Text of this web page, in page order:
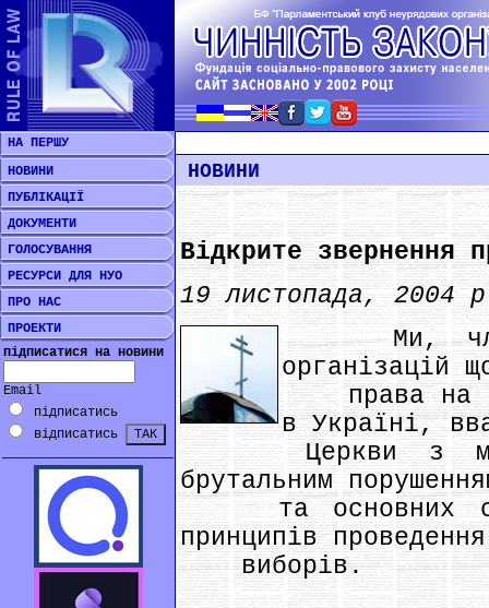
НА ПЕРШУ
НОВИНИ
ПУБЛІКАЦІЇ
ДОКУМЕНТИ
ГОЛОСУВАННЯ
РЕСУРСИ ДЛЯ НУО
ПРО НАС
ПРОЕКТИ
підписатися на новини
Email
підписатись
відписатись
НОВИНИ
Відкрите звернення
19 листопада, 2004
Ми, члени
організацій
права на
в Україні,
Церкви з метою
брутальним
та основних
принципів
виборів.